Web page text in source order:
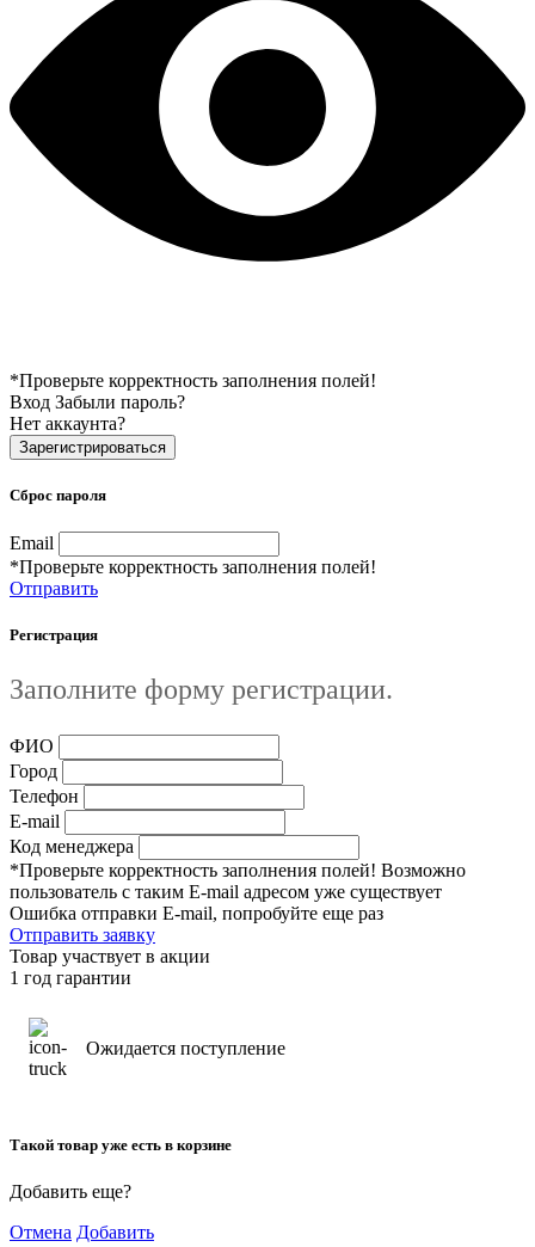
*Проверьте корректность заполнения полей!
Вход Забыли пароль?
Нет аккаунта?
Зарегистрироваться
Сброс пароля
Email
*Проверьте корректность заполнения полей!
Отправить
Регистрация
Заполните форму регистрации.
ФИО
Город
Телефон
E-mail
Код менеджера
*Проверьте корректность заполнения полей! Возможно
пользователь с таким E-mail адресом уже существует
Ошибка отправки E-mail, попробуйте еще раз
Отправить заявку
Товар участвует в акции
1 год гарантии
Ожидается поступление
Такой товар уже есть в корзине
Добавить еще?
Отмена Добавить